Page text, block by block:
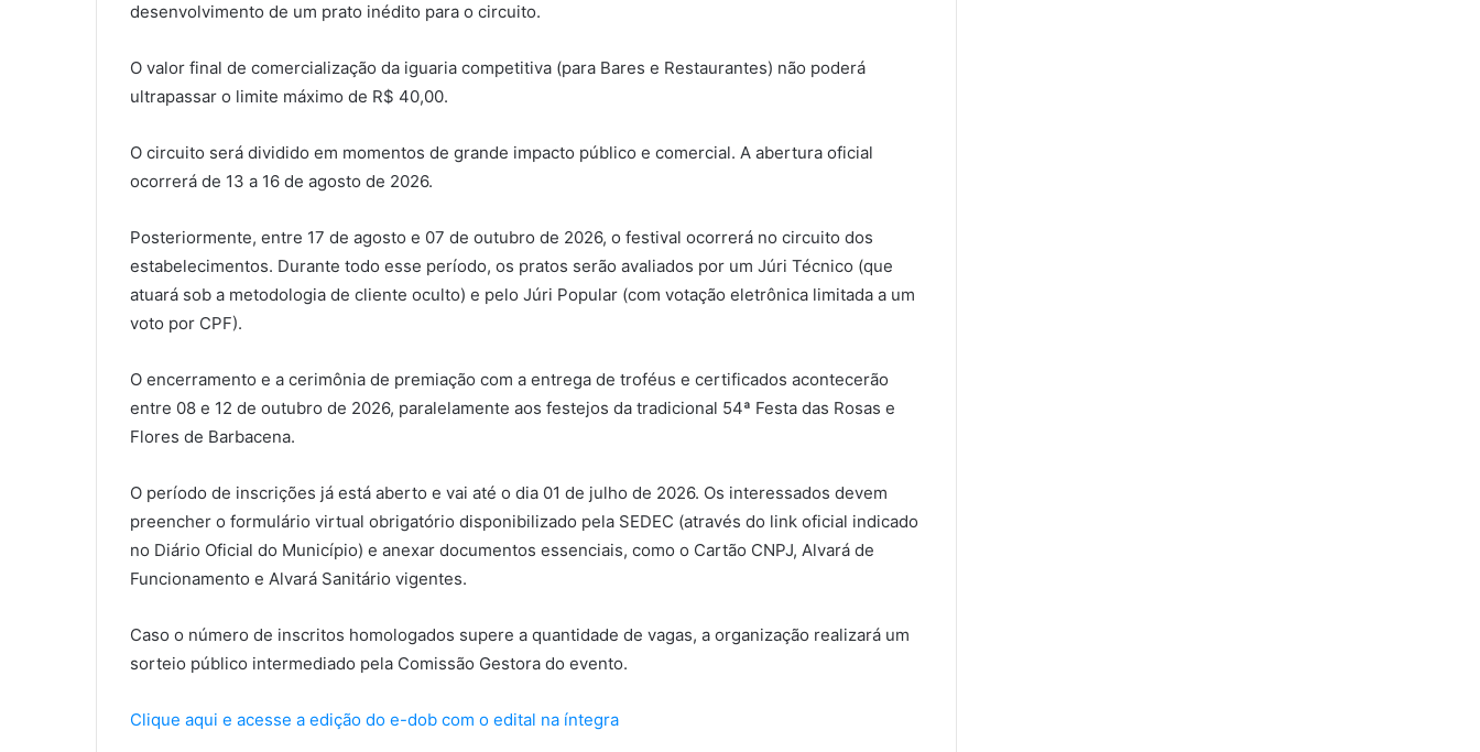
desenvolvimento de um prato inédito para o circuito.
O valor final de comercialização da iguaria competitiva (para Bares e Restaurantes) não poderá
ultrapassar o limite máximo de R$ 40,00.
O circuito será dividido em momentos de grande impacto público e comercial. A abertura oficial
ocorrerá de 13 a 16 de agosto de 2026.
Posteriormente, entre 17 de agosto e 07 de outubro de 2026, o festival ocorrerá no circuito dos
estabelecimentos. Durante todo esse período, os pratos serão avaliados por um Júri Técnico (que
atuará sob a metodologia de cliente oculto) e pelo Júri Popular (com votação eletrônica limitada a um
voto por CPF).
O encerramento e a cerimônia de premiação com a entrega de troféus e certificados acontecerão
entre 08 e 12 de outubro de 2026, paralelamente aos festejos da tradicional 54ª Festa das Rosas e
Flores de Barbacena.
O período de inscrições já está aberto e vai até o dia 01 de julho de 2026. Os interessados devem
preencher o formulário virtual obrigatório disponibilizado pela SEDEC (através do link oficial indicado
no Diário Oficial do Município) e anexar documentos essenciais, como o Cartão CNPJ, Alvará de
Funcionamento e Alvará Sanitário vigentes.
Caso o número de inscritos homologados supere a quantidade de vagas, a organização realizará um
sorteio público intermediado pela Comissão Gestora do evento.
Clique aqui e acesse a edição do e-dob com o edital na íntegra